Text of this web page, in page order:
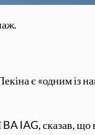
є «одним із
BA IAG, сказав, що